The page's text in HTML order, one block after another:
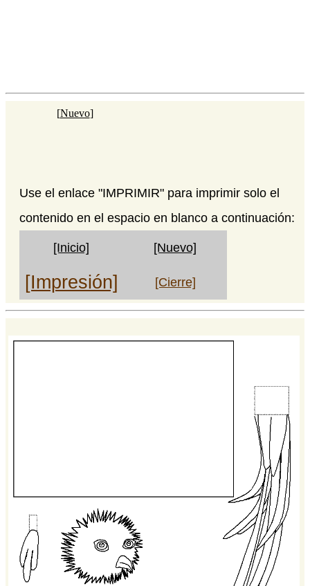
[Nuevo]
Use el enlace "IMPRIMIR" para imprimir solo el
contenido en el espacio en blanco a continuación:
[Inicio] [Nuevo]
[Impresión] [Cierre]